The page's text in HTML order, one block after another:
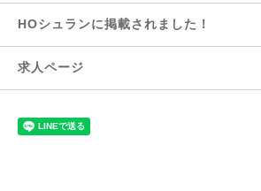
HOシュランに掲載されました！
求人ページ